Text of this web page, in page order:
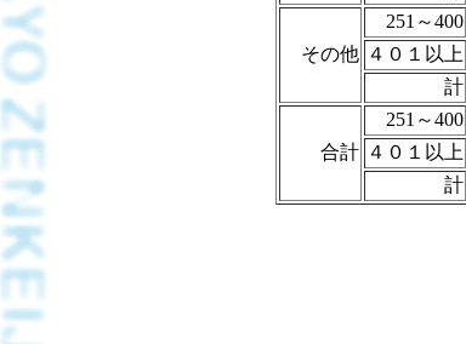
その他
251～400
４０１以上
計
合計
251～400
４０１以上
計